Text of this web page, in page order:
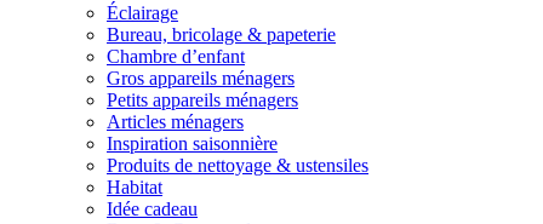
Éclairage
Bureau, bricolage & papeterie
Chambre d’enfant
Gros appareils ménagers
Petits appareils ménagers
Articles ménagers
Inspiration saisonnière
Produits de nettoyage & ustensiles
Habitat
Idée cadeau